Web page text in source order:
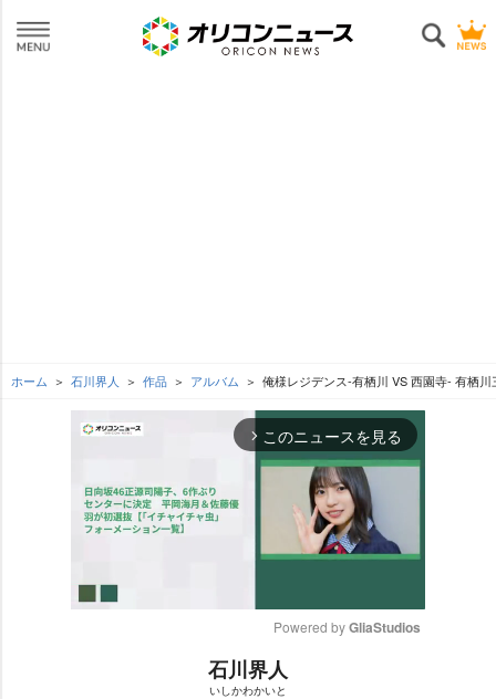
ホーム 石川界人 作品 アルバム 俺様レジデンス-有栖川 VS 西園寺- 有栖川
arrow_forward_ios このニュースを見る
Powered by GliaStudios
石川界人
いしかわかいと